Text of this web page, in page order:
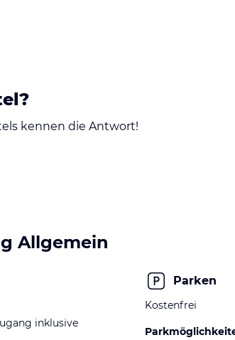
kennen die Antwort!
Allgemein
inklusive
Parken
Kostenfrei